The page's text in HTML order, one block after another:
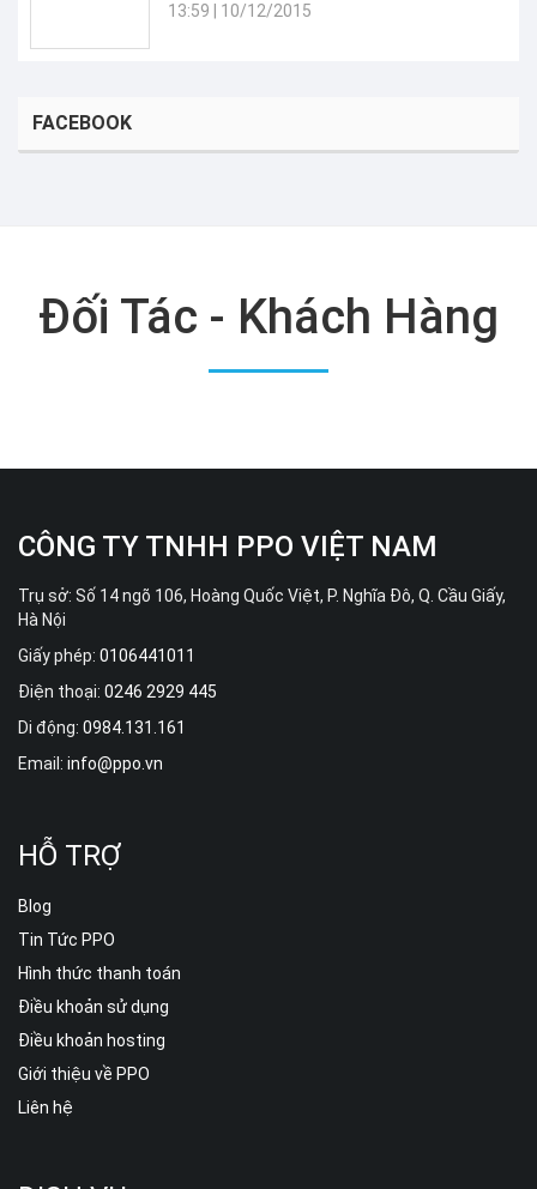
13:59 10/12/2015
FACEBOOK
Đối Tác - Khách Hàng
CÔNG TY TNHH PPO VIỆT NAM
Trụ sở: Số 14 ngõ 106, Hoàng Quốc Việt, P. Nghĩa Đô, Q. Cầu Giấy,
Hà Nội
Giấy phép: 0106441011
Điện thoại: 0246 2929 445
Di động: 0984.131.161
Email: info@ppo.vn
HỖ TRỢ
Blog
Tin Tức PPO
Hình thức thanh toán
Điều khoản sử dụng
Điều khoản hosting
Giới thiệu về PPO
Liên hệ